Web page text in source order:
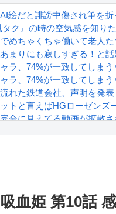
絵だと誹謗中傷され筆を折
ク』の時の空気感を知り
めちゃくちゃ働いて老人
まりにも寂しすぎる！
ラ、74%が一致してしま
ラ、74%が一致してしま
れた鉄道会社、声明を発
トと言えばHGローゼンズ
全に見えてる動画が拡散
- 京都動乱 第33話の感想
血姫 第10話